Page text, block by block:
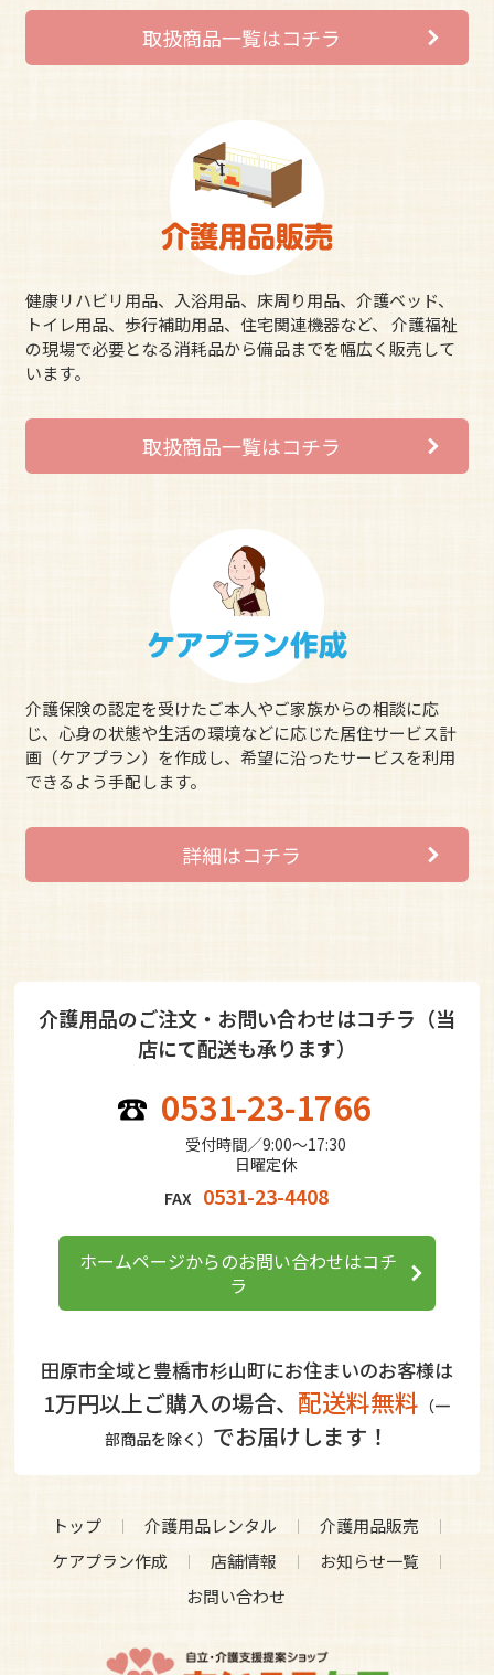
取扱商品一覧はコチラ
健康リハビリ用品、入浴用品、床周り用品、介護ベッド、
トイレ用品、歩行補助用品、住宅関連機器など、 介護福祉
の現場で必要となる消耗品から備品までを幅広く販売して
います。
取扱商品一覧はコチラ
介護保険の認定を受けたご本人やご家族からの相談に応
じ、心身の状態や生活の環境などに応じた居住サービス計
画（ケアプラン）を作成し、希望に沿ったサービスを利用
できるよう手配します。
詳細はコチラ
介護用品のご注文・お問い合わせはコチラ（当
店にて配送も承ります）
0531-23-1766
受付時間／9:00〜17:30
日曜定休
FAX 0531-23-4408
ホームページからのお問い合わせはコチ
ラ
田原市全域と豊橋市杉山町にお住まいのお客様は
1万円以上ご購入の場合、配送料無料 （一
部商品を除く） でお届けします！
トップ 介護用品レンタル
介護用品販売
ケアプラン作成
店舗情報
お知らせ一覧
お問い合わせ